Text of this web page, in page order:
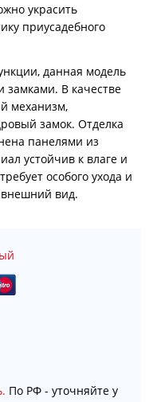
украсить
приусадебного
данная модель
замками. В качестве
механизм,
замок. Отделка
панелями из
устойчив к влаге и
особого ухода и
внешний вид.
По РФ - уточняйте у